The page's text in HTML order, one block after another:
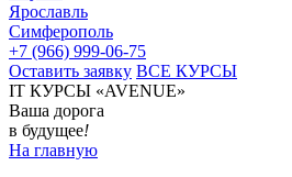
Ярославль
Симферополь
+7 (966) 999-06-75
Оставить заявку ВСЕ КУРСЫ
IT КУРСЫ «AVENUE»
Ваша дорога
в будущее!
На главную